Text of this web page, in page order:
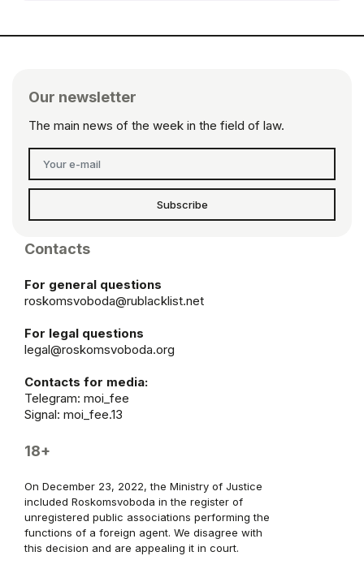
Our newsletter
The main news of the week in the field of law.
Subscribe
Contacts
For general questions
roskomsvoboda@rublacklist.net
For legal questions
legal@roskomsvoboda.org
Contacts for media:
Telegram: moi_fee
Signal: moi_fee.13
18+
On December 23, 2022, the Ministry of Justice
included Roskomsvoboda in the register of
unregistered public associations performing the
functions of a foreign agent. We disagree with
this decision and are appealing it in court.